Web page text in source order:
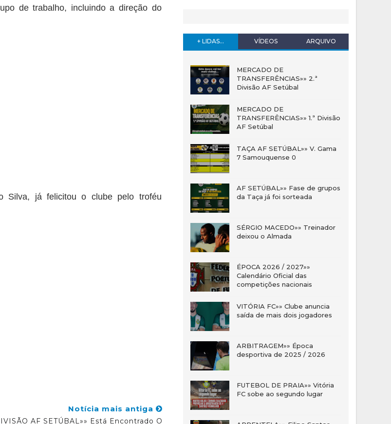
de trabalho, incluindo a direção do
Silva, já felicitou o clube pelo troféu
Notícia mais antiga
AF SETÚBAL»» Está Encontrado O
+ LIDAS... VÍDEOS ARQUIVO
MERCADO DE
TRANSFERÊNCIAS»» 2.ª
Divisão AF Setúbal
MERCADO DE
TRANSFERÊNCIAS»» 1.ª Divisão
AF Setúbal
TAÇA AF SETÚBAL»» V. Gama
7 Samouquense 0
AF SETÚBAL»» Fase de grupos
da Taça já foi sorteada
SÉRGIO MACEDO»» Treinador
deixou o Almada
ÉPOCA 2026 / 2027»»
Calendário Oficial das
competições nacionais
VITÓRIA FC»» Clube anuncia
saída de mais dois jogadores
ARBITRAGEM»» Época
desportiva de 2025 / 2026
FUTEBOL DE PRAIA»» Vitória
FC sobe ao segundo lugar